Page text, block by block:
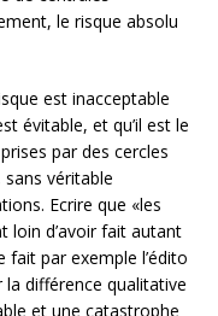
le risque absolu
est inacceptable
évitable, et qu’il est le
par des cercles
véritable
Ecrire que «les
loin d’avoir fait autant
par exemple l’édito
différence qualitative
et une catastrophe